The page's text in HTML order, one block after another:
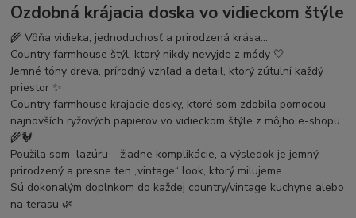
Ozdobná krájacia doska vo vidieckom štýle
🌾 Vôňa vidieka, jednoduchosť a prirodzená krása…
Country farmhouse štýl, ktorý nikdy nevyjde z módy 🤍
Jemné tóny dreva, prírodný vzhľad a detail, ktorý zútulní každý
priestor ✨
Country farmhouse krajacie dosky, ktoré som zdobila pomocou
najnovších ryžových papierov vo vidieckom štýle z môjho e-shopu
🌾🐓
Použila som lazúru – žiadne komplikácie, a výsledok je jemný,
prirodzený a presne ten „vintage“ look, ktorý milujeme
Sú dokonalým doplnkom do každej country/vintage kuchyne alebo
na terasu 🌿